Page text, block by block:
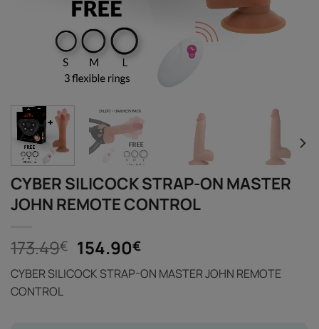
CYBER SILICOCK STRAP-ON MASTER
JOHN REMOTE CONTROL
173.49€ Original
price
was:
154.90€Η
τρέχουσα
τιμή
CYBER SILICOCK STRAP-ON MASTER JOHN REMOTE
CONTROL